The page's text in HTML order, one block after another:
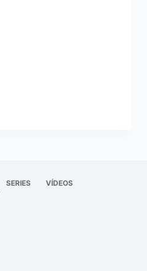
SERIES
VÍDEOS